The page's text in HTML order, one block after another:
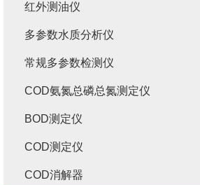
红外测油仪
多参数水质分析仪
常规多参数检测仪
COD氨氮总磷总氮测定仪
BOD测定仪
COD测定仪
COD消解器